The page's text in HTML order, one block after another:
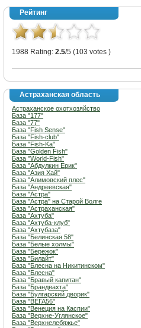
Рейтинг
1988 Rating: 2.5/5 (103 votes )
Астраханская область
Астраханское охотхозяйство
База "177"
База "77"
База "Fish Sense"
База "Fish-club"
База "Fish-Ka"
База "Golden Fish"
База "World-Fish"
База "Абдулкин Ерик"
База "Азия Хай"
База "Алимовский плес"
База "Андреевская"
База "Астра"
База "Астра" на Старой Волге
База "Астраханская"
База "Ахтуба"
База "Ахтуба-клуб"
База "Ахтубаза"
База "Белинская 58"
База "Белые холмы"
База "Бережок"
База "Билайт"
База "Блесна на Никитинском"
База "Блесна"
База "Бравый капитан"
База "Брандвахта"
База "Булгарский дворик"
База "ВЕГА56"
База "Венеция на Каспии"
База "Верхне-Углянское"
База "Верхнелебяжье"